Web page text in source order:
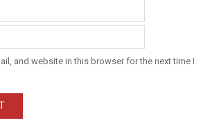
and website in this browser for the next time I